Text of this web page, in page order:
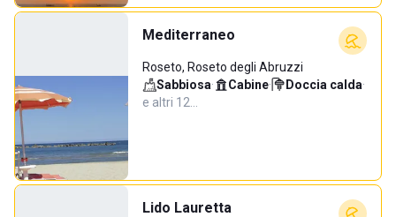
Mediterraneo
Roseto, Roseto degli Abruzzi
Sabbiosa· Cabine· Doccia calda·
e altri 12…
Lido Lauretta